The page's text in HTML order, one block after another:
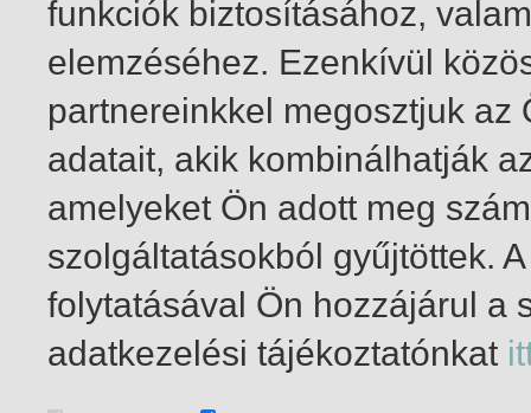
1-2 / insgesamt 2 Treffer
funkciók biztosításához,
elemzéséhez. Ezenkívül
partnereinkkel megosztjuk
adatait, akik kombinálhatják
amelyeket Ön adott meg
szolgáltatásokból gyűjtöttek.
folytatásával Ön hozzájárul a
adatkezelési tájékoztatónkat